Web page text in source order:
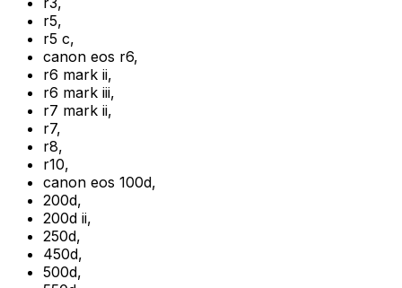
r5,
r5 c,
canon eos r6,
r6 mark ii,
r6 mark iii,
r7 mark ii,
r7,
r8,
r10,
canon eos 100d,
200d,
200d ii,
250d,
450d,
500d,